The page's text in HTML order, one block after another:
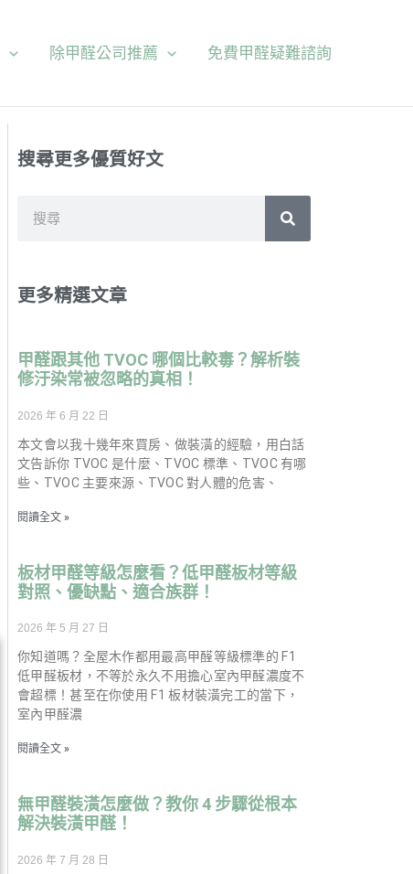
除甲醛公司推薦 免費甲醛疑難諮詢
搜尋更多優質好文
更多精選文章
甲醛跟其他 TVOC 哪個比較毒？解析裝
修汙染常被忽略的真相！
2026 年 6 月 22 日
本文會以我十幾年來買房、做裝潢的經驗，用白話
文告訴你 TVOC 是什麼、TVOC 標準、TVOC 有哪
些、TVOC 主要來源、TVOC 對人體的危害、
閱讀全文 »
板材甲醛等級怎麼看？低甲醛板材等級
對照、優缺點、適合族群！
2026 年 5 月 27 日
你知道嗎？全屋木作都用最高甲醛等級標準的 F1
低甲醛板材，不等於永久不用擔心室內甲醛濃度不
會超標！甚至在你使用 F1 板材裝潢完工的當下，
室內甲醛濃
閱讀全文 »
無甲醛裝潢怎麼做？教你 4 步驟從根本
解決裝潢甲醛！
2026 年 7 月 28 日